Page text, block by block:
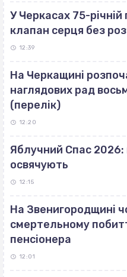
У Черкасах 75-річній
клапан серця без
12:39
На Черкащині
наглядових рад
(перелік)
12:20
Яблучний Спас 2026:
освячують
12:15
На Звенигородщині
смертельному
пенсіонера
12:01